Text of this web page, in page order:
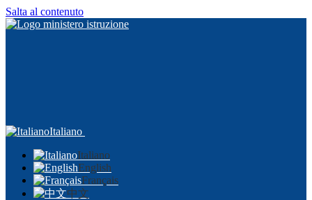
Salta al contenuto
Italiano
Italiano
English
Français
中文